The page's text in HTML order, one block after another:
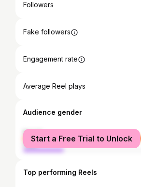
Followers
Fake followers
Engagement rate
Average Reel plays
Audience gender
female
male
Start a Free Trial to Unlock
Top performing Reels